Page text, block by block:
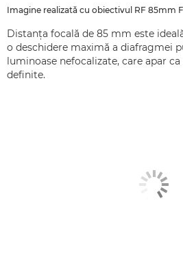
Imagine realizată cu obiectivul RF 85mm
Distanţa focală de 85 mm este
o deschidere maximă a diafragmei
luminoase nefocalizate, care apar
definite.